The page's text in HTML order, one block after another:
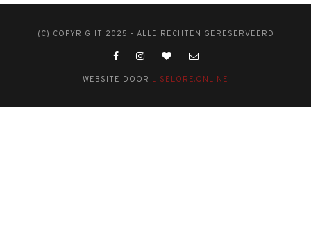
(C) COPYRIGHT 2025 - ALLE RECHTEN GERESERVEERD
WEBSITE DOOR LISELORE.ONLINE